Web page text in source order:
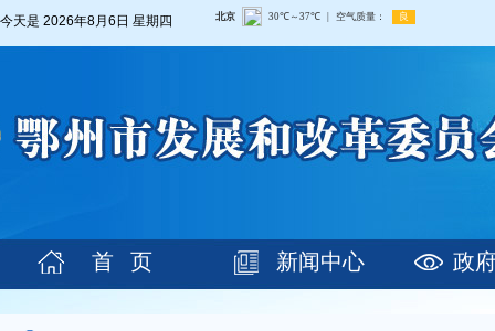
今天是 2026年8月6日 星期四
首 页 新闻中心 政